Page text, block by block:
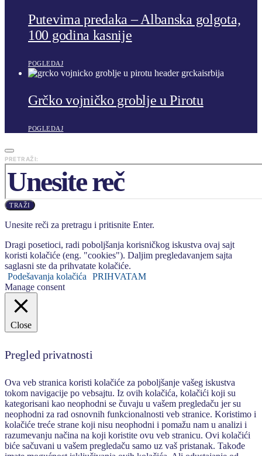
Putevima predaka – Albanska golgota,
100 godina kasnije
POGLEDAJ
Grčko vojničko groblje u Pirotu
POGLEDAJ
PRETRAŽI:
TRAŽI
Unesite reči za pretragu i pritisnite Enter.
Dragi posetioci, radi poboljšanja korisničkog iskustva ovaj sajt
koristi kolačiće (eng. "cookies"). Daljim pregledavanjem sajta
saglasni ste da prihvatate kolačiće.
Podešavanja kolačića
PRIHVATAM
Manage consent
Close
Pregled privatnosti
Ova veb stranica koristi kolačiće za poboljšanje vašeg iskustva
tokom navigacije po vebsajtu. Iz ovih kolačića, kolačići koji su
kategorisani kao neophodni se čuvaju u vašem pregledaču jer su
neophodni za rad osnovnih funkcionalnosti veb stranice. Koristimo i
kolačiće treće strane koji nisu neophodni i pomažu nam u analizi i
razumevanju načina na koji koristite ovu veb stranicu. Ovi kolačići
biće sačuvani u vašem pregledaču samo uz vaš pristanak. Takođe